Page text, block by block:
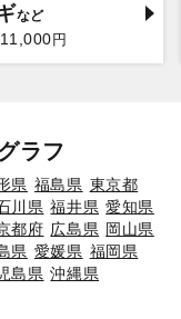
11,000円
ラフ
県 福島県 東京都
川県 福井県 愛知県
都府 広島県 岡山県
県 愛媛県 福岡県
島県 沖縄県